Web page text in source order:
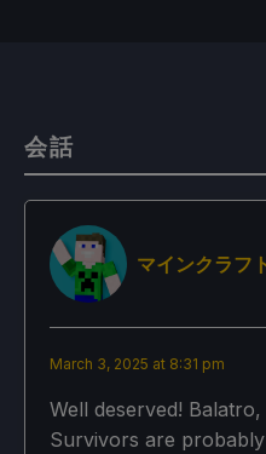
会話
マインクラフ
March 3, 2025 at 8:31 pm
Well deserved!
Survivors are